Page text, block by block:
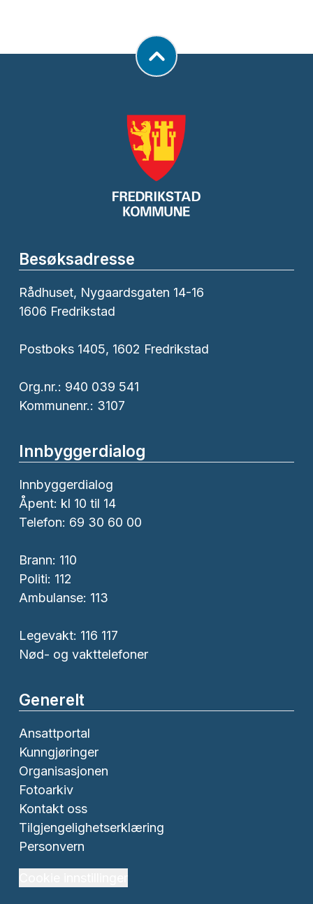
Besøksadresse
Rådhuset, Nygaardsgaten 14-16
1606 Fredrikstad
Postboks 1405, 1602 Fredrikstad
Org.nr.: 940 039 541
Kommunenr.: 3107
Innbyggerdialog
Innbyggerdialog
Åpent: kl 10 til 14
Telefon: 69 30 60 00
Brann: 110
Politi: 112
Ambulanse: 113
Legevakt: 116 117
Nød- og vakttelefoner
Generelt
Ansattportal
Kunngjøringer
Organisasjonen
Fotoarkiv
Kontakt oss
Tilgjengelighetserklæring
Personvern